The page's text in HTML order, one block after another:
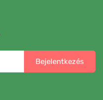
Bejelentkezés